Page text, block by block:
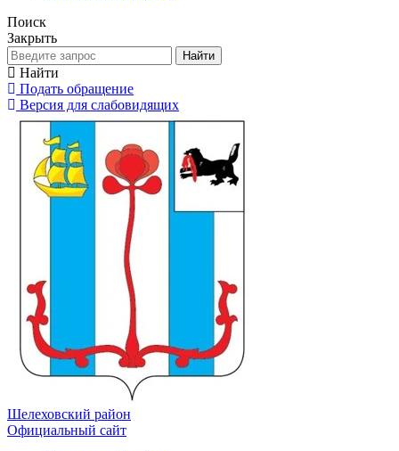
Поиск
Закрыть
Найти
Найти
Подать обращение
Версия для слабовидящих
Шелеховский район
Официальный сайт